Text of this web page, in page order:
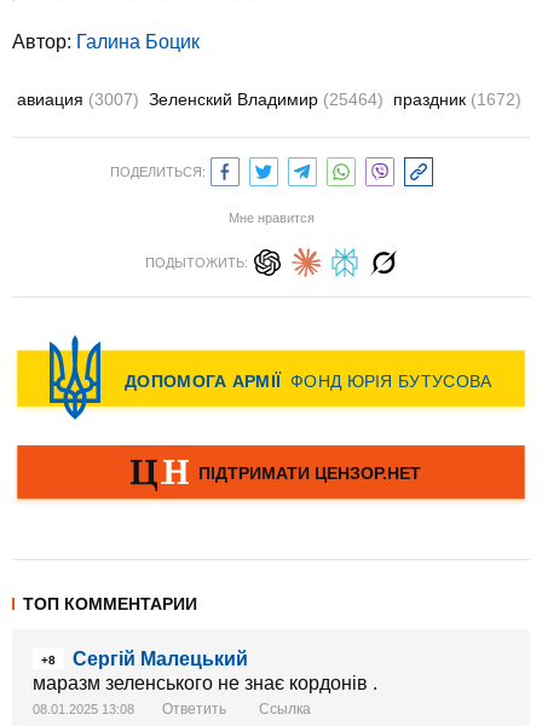
Автор: Галина Боцик
авиация (3007) Зеленский Владимир (25464) праздник (1672)
ПОДЕЛИТЬСЯ:
Мне нравится
ПОДЫТОЖИТЬ:
ТОП КОММЕНТАРИИ
+8
Сергій Малецький
маразм зеленського не знає кордонів .
08.01.2025 13:08 Ответить Ссылка